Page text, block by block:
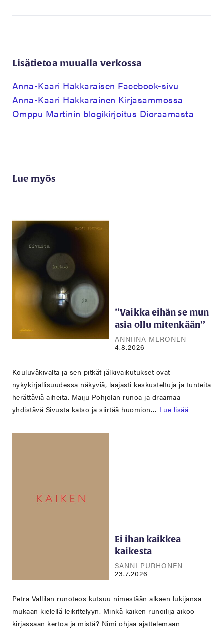
Lisätietoa muualla verkossa
Anna-Kaari Hakkaraisen Facebook-sivu
Anna-Kaari Hakkarainen Kirjasammossa
Omppu Martinin blogikirjoitus Dioraamasta
Lue myös
’’Vaikka eihän se mun
asia ollu mitenkään’’
ANNIINA MERONEN
4.8.2026
Kouluväkivalta ja sen pitkät jälkivaikutukset ovat
nykykirjallisuudessa näkyviä, laajasti keskusteltuja ja tunteita
herättäviä aiheita. Maiju Pohjolan runoa ja draamaa
yhdistävä Sivusta katso ja siirtää huomion… Lue lisää
Ei ihan kaikkea
kaikesta
SANNI PURHONEN
23.7.2026
Petra Vallilan runoteos kutsuu nimestään alkaen lukijansa
mukaan kielellä leikittelyyn. Minkä kaiken runoilija aikoo
kirjassaan kertoa ja mistä? Nimi ohjaa ajattelemaan